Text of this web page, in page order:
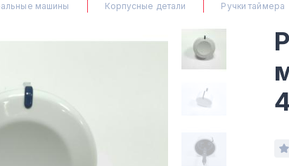
машины Корпусные детали Ручки таймера